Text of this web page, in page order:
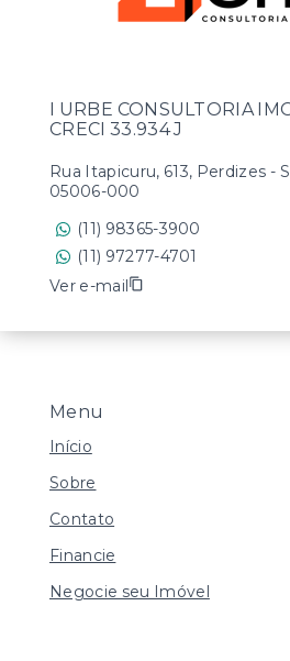
Menu
Início
Sobre
Contato
Financie
Negocie seu Imóvel
I URBE CONSULTORIA
CRECI 33.934 J
Rua Itapicuru, 613, Perdizes -
05006-000
(11) 98365-3900
(11) 97277-4701
Ver e-mail